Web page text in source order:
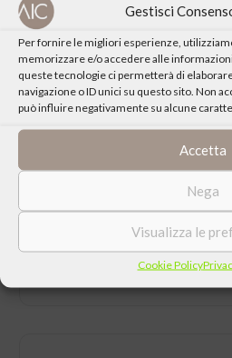
Gestisci
Per fornire le migliori esperienze,
memorizzare e/o accedere alle
queste tecnologie ci permetterà di
navigazione o ID unici su questo sito. Non
può influire negativamente su alcune
Accetta
Nega
Visualizza le
Cookie Policy
Vedi laPagina Facebook
CONDIVIDI